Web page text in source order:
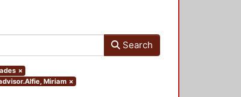
Search
×
Miriam ×